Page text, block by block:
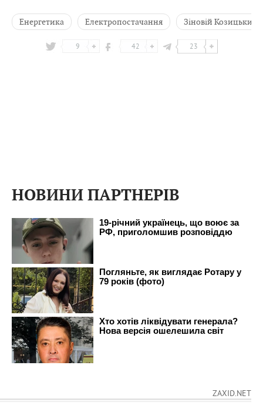
Енергетика Електропостачання Зіновій Козицький
9 42 23
НОВИНИ ПАРТНЕРІВ
ZAXID.NET